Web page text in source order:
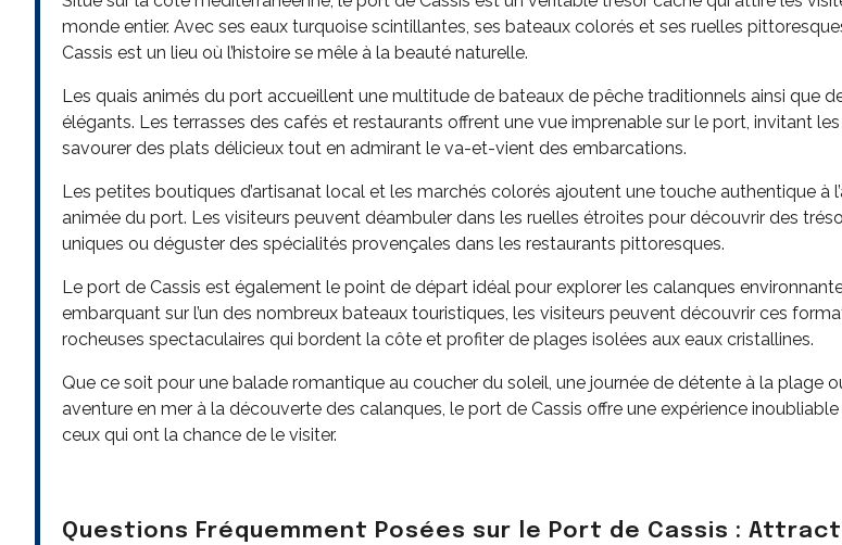
monde entier. Avec ses eaux turquoise scintillantes, ses bateaux colorés et ses ruelles
Cassis est un lieu où l’histoire se mêle à la beauté naturelle.
Les quais animés du port accueillent une multitude de bateaux de pêche traditionnels ainsi que
élégants. Les terrasses des cafés et restaurants offrent une vue imprenable sur le port, invitant
savourer des plats délicieux tout en admirant le va-et-vient des embarcations.
Les petites boutiques d’artisanat local et les marchés colorés ajoutent une touche authentique à
animée du port. Les visiteurs peuvent déambuler dans les ruelles étroites pour découvrir des
uniques ou déguster des spécialités provençales dans les restaurants pittoresques.
Le port de Cassis est également le point de départ idéal pour explorer les calanques
embarquant sur l’un des nombreux bateaux touristiques, les visiteurs peuvent découvrir ces
rocheuses spectaculaires qui bordent la côte et profiter de plages isolées aux eaux cristallines.
Que ce soit pour une balade romantique au coucher du soleil, une journée de détente à la plage
aventure en mer à la découverte des calanques, le port de Cassis offre une expérience
ceux qui ont la chance de le visiter.
Questions Fréquemment Posées sur le Port de Cassis :